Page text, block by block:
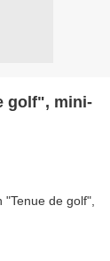
golf", mini-